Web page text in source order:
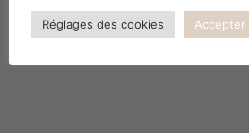
Réglages des cookies Accepter